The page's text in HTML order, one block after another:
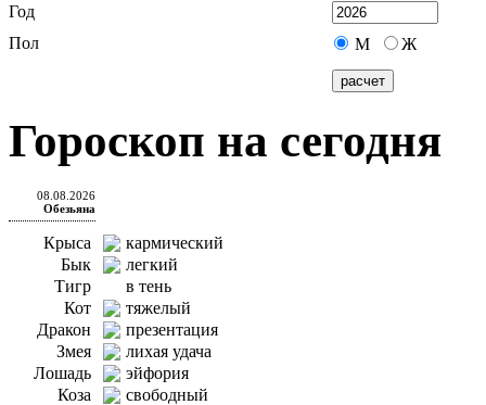
Год
Пол
М Ж
Гороскоп на сегодня
08.08.2026
Обезьяна
Крыса
кармический
Бык
легкий
Тигр
в тень
Кот
тяжелый
Дракон
презентация
Змея
лихая удача
Лошадь
эйфория
Коза
свободный